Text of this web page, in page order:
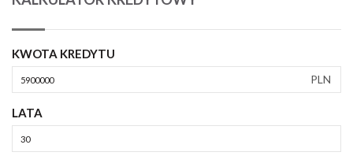
KWOTA KREDYTU
PLN
LATA